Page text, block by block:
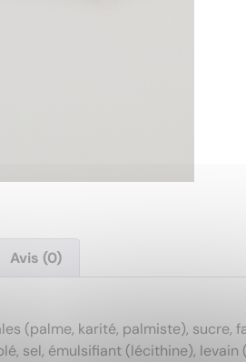
Avis (0)
(palme, karité, palmiste),
sel, émulsifiant (lécithine),